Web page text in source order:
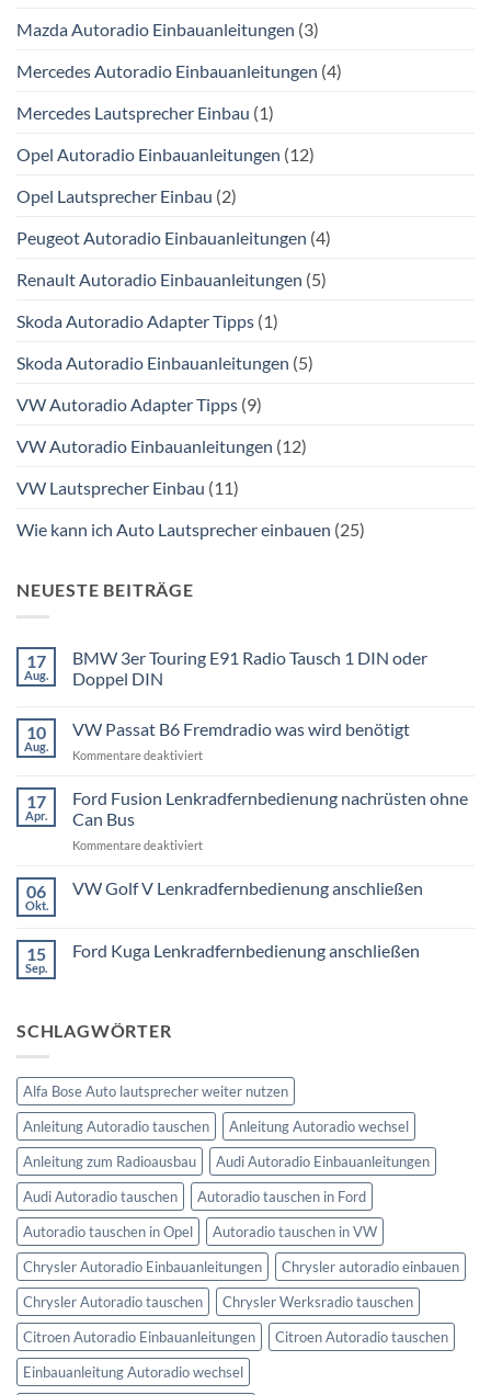
Mazda Autoradio Einbauanleitungen (3)
Mercedes Autoradio Einbauanleitungen (4)
Mercedes Lautsprecher Einbau (1)
Opel Autoradio Einbauanleitungen (12)
Opel Lautsprecher Einbau (2)
Peugeot Autoradio Einbauanleitungen (4)
Renault Autoradio Einbauanleitungen (5)
Skoda Autoradio Adapter Tipps (1)
Skoda Autoradio Einbauanleitungen (5)
VW Autoradio Adapter Tipps (9)
VW Autoradio Einbauanleitungen (12)
VW Lautsprecher Einbau (11)
Wie kann ich Auto Lautsprecher einbauen (25)
NEUESTE BEITRÄGE
17
Aug.
BMW 3er Touring E91 Radio Tausch 1 DIN oder
Doppel DIN
zu
3er
Radio
Tausch
1
DIN
DIN
10
Aug.
VW Passat B6 Fremdradio was wird benötigt
Kommentare deaktiviertfür
Passat
B6
was
benötigt
17
Apr.
Ford Fusion Lenkradfernbedienung nachrüsten ohne
Can Bus
Kommentare deaktiviertfür
Fusion
Lenkradfernbedienung
Can
06
Okt.
VW Golf V Lenkradfernbedienung anschließen
VW
15
Sep.
Ford Kuga Lenkradfernbedienung anschließen
Kuga
SCHLAGWÖRTER
Alfa Bose Auto lautsprecher weiter nutzen
Anleitung Autoradio tauschen
Anleitung Autoradio wechsel
Anleitung zum Radioausbau
Audi Autoradio Einbauanleitungen
Audi Autoradio tauschen
Autoradio tauschen in Ford
Autoradio tauschen in Opel
Autoradio tauschen in VW
Chrysler Autoradio Einbauanleitungen
Chrysler autoradio einbauen
Chrysler Autoradio tauschen
Chrysler Werksradio tauschen
Citroen Autoradio Einbauanleitungen
Citroen Autoradio tauschen
Einbauanleitung Autoradio wechsel